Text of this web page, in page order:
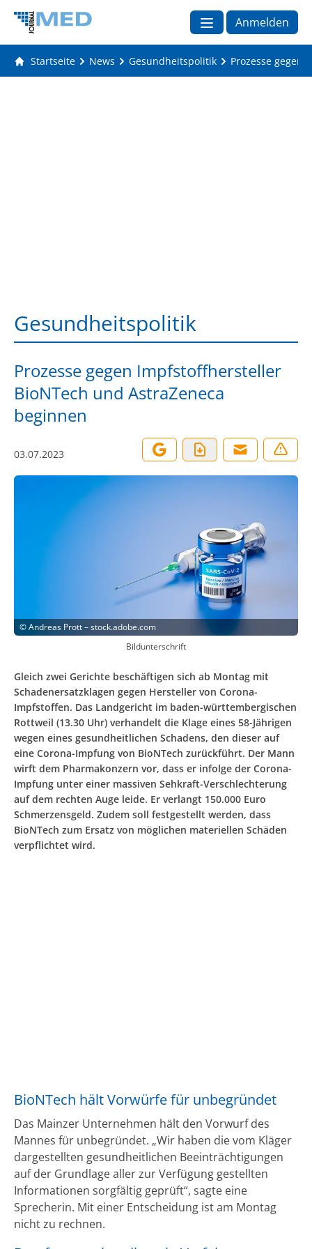
Anmelden
Startseite News Gesundheitspolitik Prozesse gegen
Gesundheitspolitik
Prozesse gegen Impfstoffhersteller
BioNTech und AstraZeneca
beginnen
03.07.2023
©Andreas Prott – stock.adobe.com
Bildunterschrift
Gleich zwei Gerichte beschäftigen sich ab Montag mit
Schadenersatzklagen gegen Hersteller von Corona-
Impfstoffen. Das Landgericht im baden-württembergischen
Rottweil (13.30 Uhr) verhandelt die Klage eines 58-Jährigen
wegen eines gesundheitlichen Schadens, den dieser auf
eine Corona-Impfung von BioNTech zurückführt. Der Mann
wirft dem Pharmakonzern vor, dass er infolge der Corona-
Impfung unter einer massiven Sehkraft-Verschlechterung
auf dem rechten Auge leide. Er verlangt 150.000 Euro
Schmerzensgeld. Zudem soll festgestellt werden, dass
BioNTech zum Ersatz von möglichen materiellen Schäden
verpflichtet wird.
BioNTech hält Vorwürfe für unbegründet
Das Mainzer Unternehmen hält den Vorwurf des
Mannes für unbegründet. „Wir haben die vom Kläger
dargestellten gesundheitlichen Beeinträchtigungen
auf der Grundlage aller zur Verfügung gestellten
Informationen sorgfältig geprüft“, sagte eine
Sprecherin. Mit einer Entscheidung ist am Montag
nicht zu rechnen.